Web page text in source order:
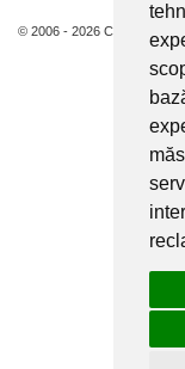
© 2006 - 2026 Calor.